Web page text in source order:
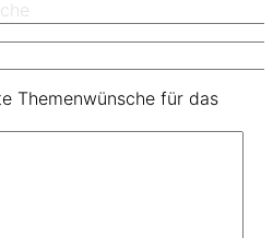
Themenwünsche für das